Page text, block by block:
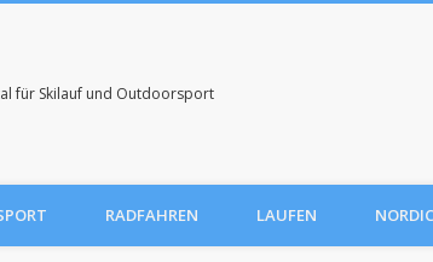
für Skilauf und Outdoorsport
RADFAHREN LAUFEN